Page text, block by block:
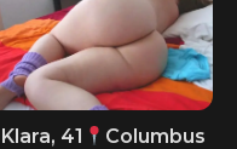
Klara, 41 Columbus